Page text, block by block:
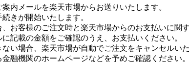
内メールを楽天市場からお送りいたします。
きが開始いたします。
お客様のご注文時と楽天市場からのお支払いに関
記載の金額をご確認のうえ、お支払いください。
い場合、楽天市場が自動でご注文をキャンセルいた
融機関のホームページなどを予めご確認くださ